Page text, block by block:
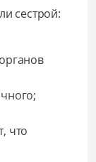
сестрой:
что